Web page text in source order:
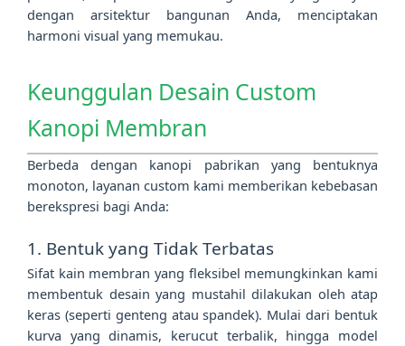
dengan arsitektur bangunan Anda, menciptakan
harmoni visual yang memukau.
Keunggulan Desain Custom
Kanopi Membran
Berbeda dengan kanopi pabrikan yang bentuknya
monoton, layanan custom kami memberikan kebebasan
berekspresi bagi Anda:
1. Bentuk yang Tidak Terbatas
Sifat kain membran yang fleksibel memungkinkan kami
membentuk desain yang mustahil dilakukan oleh atap
keras (seperti genteng atau spandek). Mulai dari bentuk
kurva yang dinamis, kerucut terbalik, hingga model